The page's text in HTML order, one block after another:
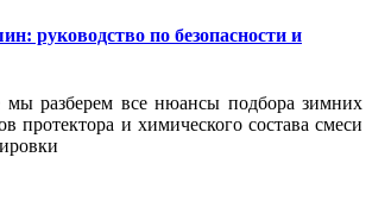
руководство по безопасности и
мы разберем все нюансы подбора зимних
протектора и химического состава смеси